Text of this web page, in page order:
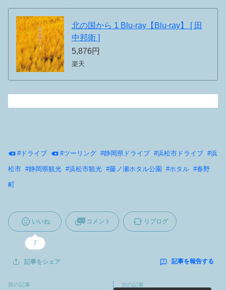
北の国から 1 Blu-ray【Blu-ray】 [ 田
中邦衛 ]
5,876円
楽天
#ドライブ #ツーリング #静岡県ドライブ #浜松市ドライブ #浜
松市 #静岡県観光 #浜松市観光 #藤ノ瀬ホタル公園 #ホタル #春野
町
いいね
7
コメント リブログ
記事をシェア 記事を報告する
前の記事 次の記事